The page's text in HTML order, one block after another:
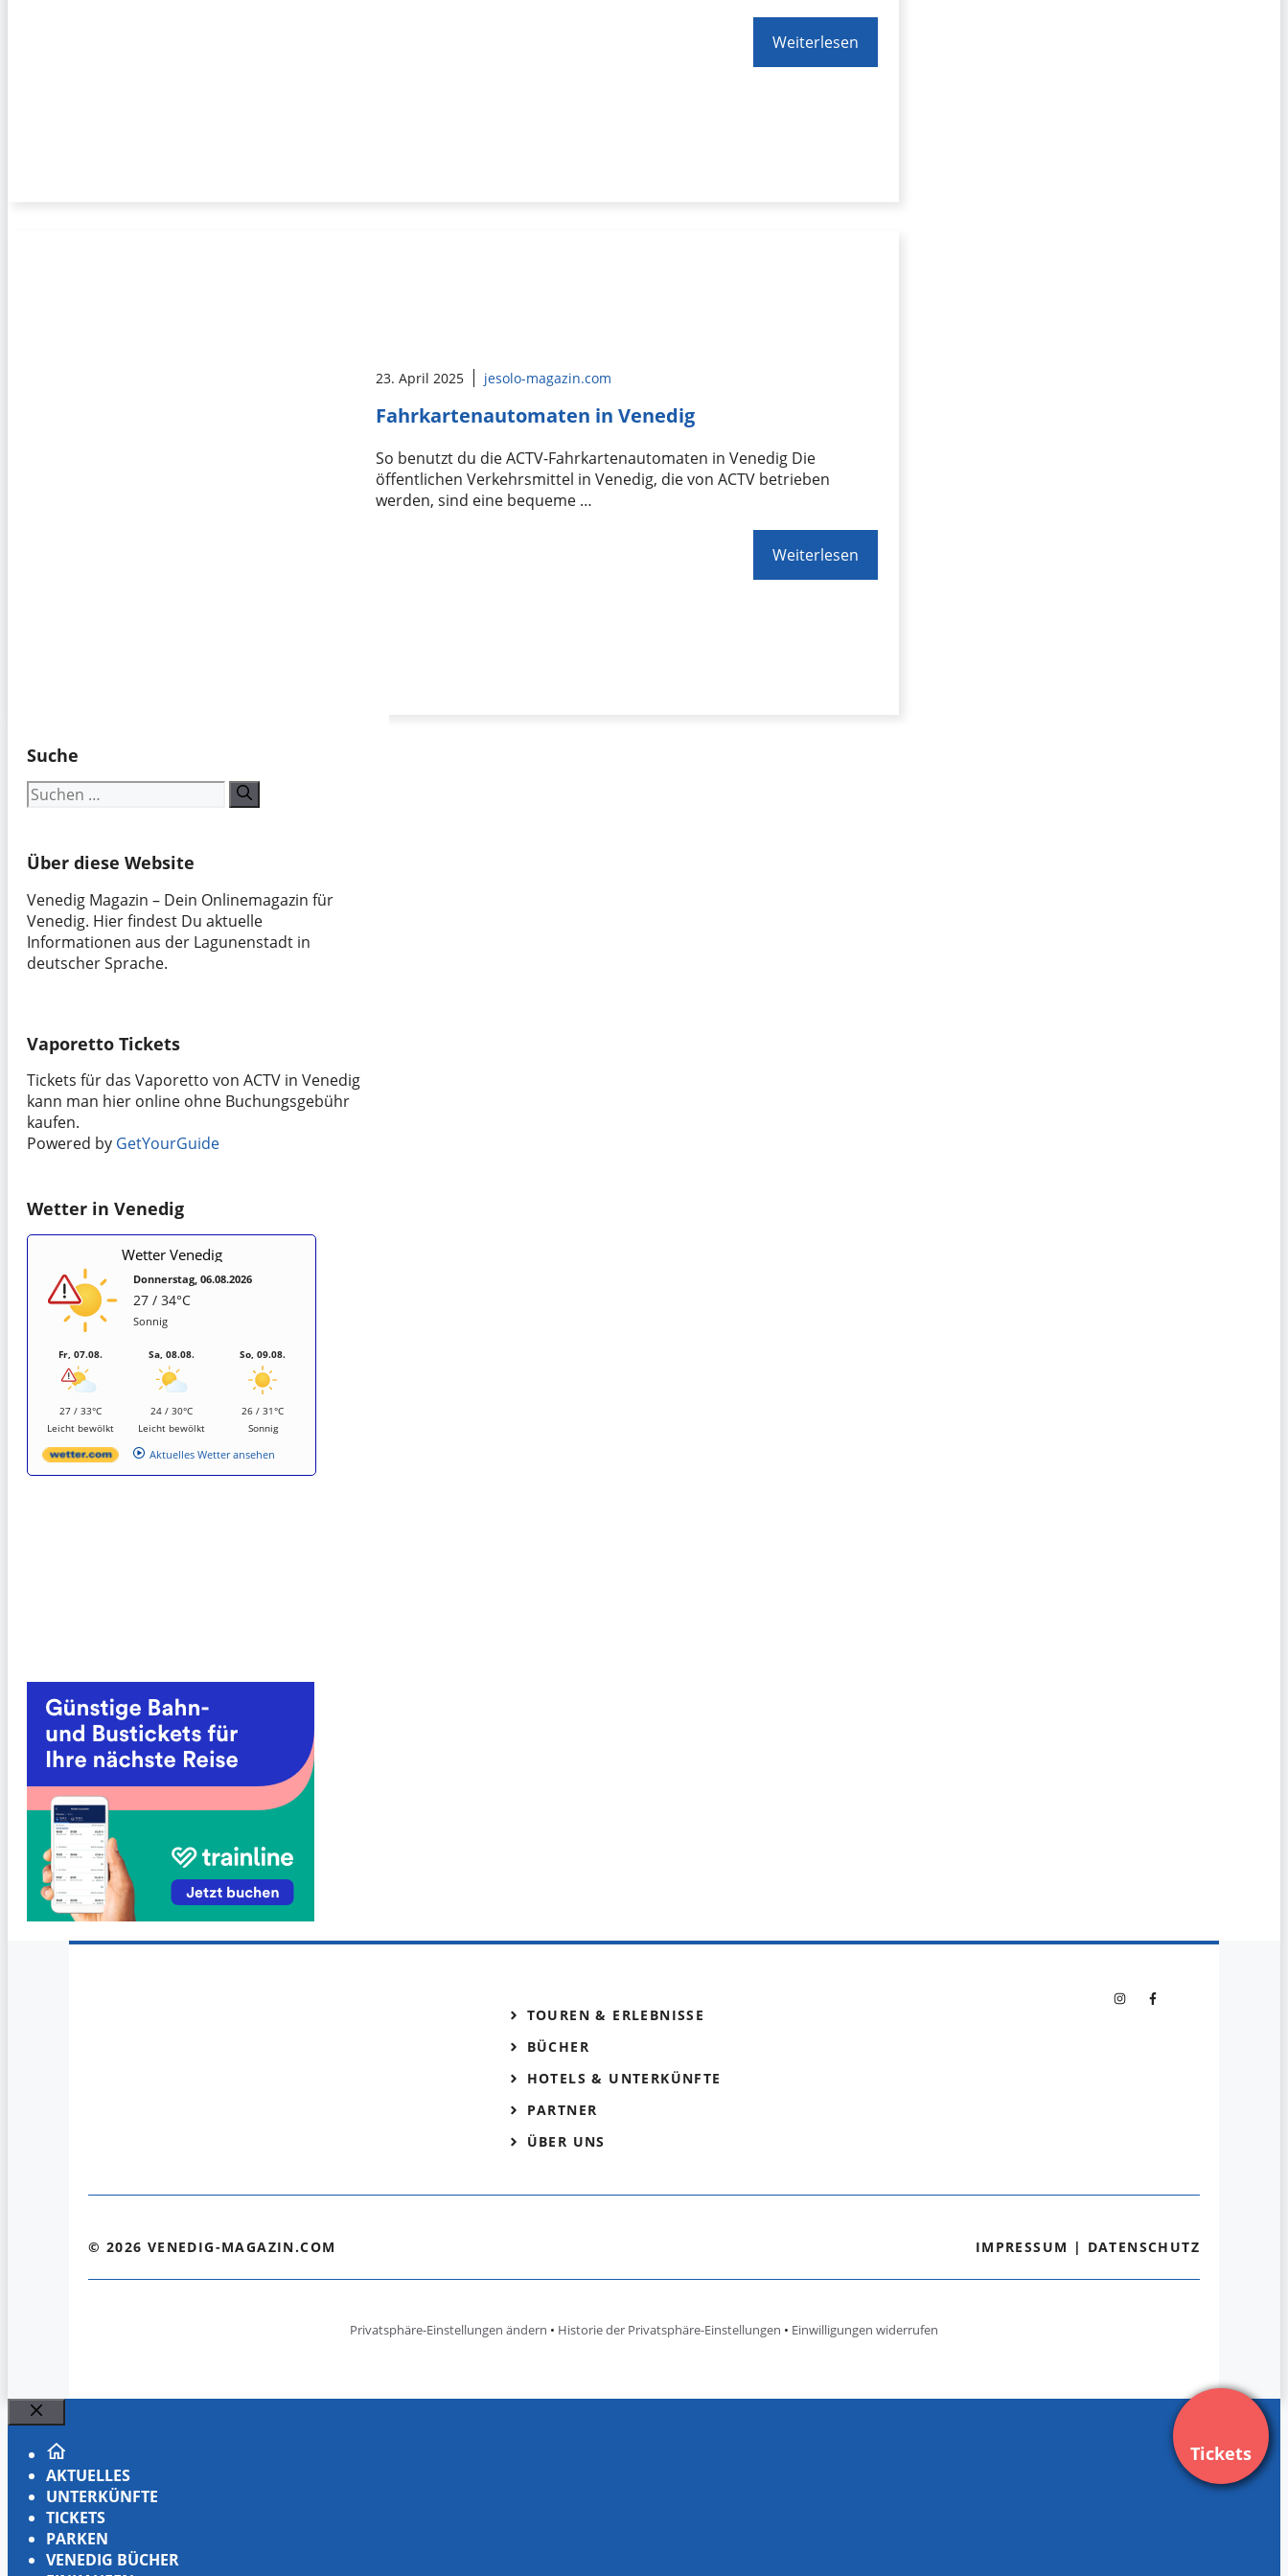
Weiterlesen
23. April 2025 jesolo-magazin.com
Fahrkartenautomaten in Venedig
So benutzt du die ACTV-Fahrkartenautomaten in Venedig Die
öffentlichen Verkehrsmittel in Venedig, die von ACTV betrieben
werden, sind eine bequeme …
Weiterlesen
Suche
Suchen
nach:
Über diese Website
Venedig Magazin – Dein Onlinemagazin für
Venedig. Hier findest Du aktuelle
Informationen aus der Lagunenstadt in
deutscher Sprache.
Vaporetto Tickets
Tickets für das Vaporetto von ACTV in Venedig
kann man hier online ohne Buchungsgebühr
kaufen.
Powered by GetYourGuide
Wetter in Venedig
Wetter Venedig
Donnerstag, 06.08.2026
27 / 34°C
Sonnig
Fr, 07.08.
27 / 33°C
Leicht bewölkt
Sa, 08.08.
24 / 30°C
Leicht bewölkt
So, 09.08.
26 / 31°C
Sonnig
Aktuelles Wetter ansehen
Tickets
TOUREN & ERLEBNISSE
BÜCHER
HOTELS & UNTERKÜNFTE
PARTNER
ÜBER UNS
© 2026 VENEDIG-MAGAZIN.COM IMPRESSUM | DATENSCHUTZ
Privatsphäre-Einstellungen ändern • Historie der Privatsphäre-Einstellungen • Einwilligungen widerrufen
Schließen
AKTUELLES
UNTERKÜNFTE
TICKETS
PARKEN
VENEDIG BÜCHER